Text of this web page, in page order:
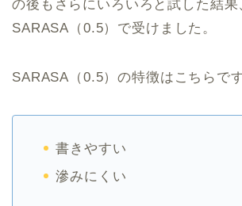
の後もさらにいろいろと試した結果
SARASA（0.5）で受けました。
SARASA（0.5）の特徴はこちらです
書きやすい
滲みにくい